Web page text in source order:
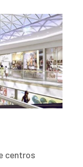
centros